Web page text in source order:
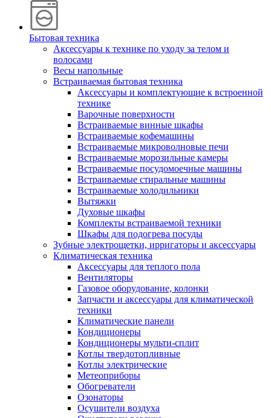
Бытовая техника
Аксессуары к технике по уходу за телом и
волосами
Весы напольные
Встраиваемая бытовая техника
Аксессуары и комплектующие к встроенной
технике
Варочные поверхности
Встраиваемые винные шкафы
Встраиваемые кофемашины
Встраиваемые микроволновые печи
Встраиваемые морозильные камеры
Встраиваемые посудомоечные машины
Встраиваемые стиральные машины
Встраиваемые холодильники
Вытяжки
Духовые шкафы
Комплекты встраиваемой техники
Шкафы для подогрева посуды
Зубные электрощетки, ирригаторы и аксессуары
Климатическая техника
Аксессуары для теплого пола
Вентиляторы
Газовое оборудование, колонки
Запчасти и аксессуары для климатической
техники
Климатические панели
Кондиционеры
Кондиционеры мульти-сплит
Котлы твердотопливные
Котлы электрические
Метеоприборы
Обогреватели
Озонаторы
Осушители воздуха